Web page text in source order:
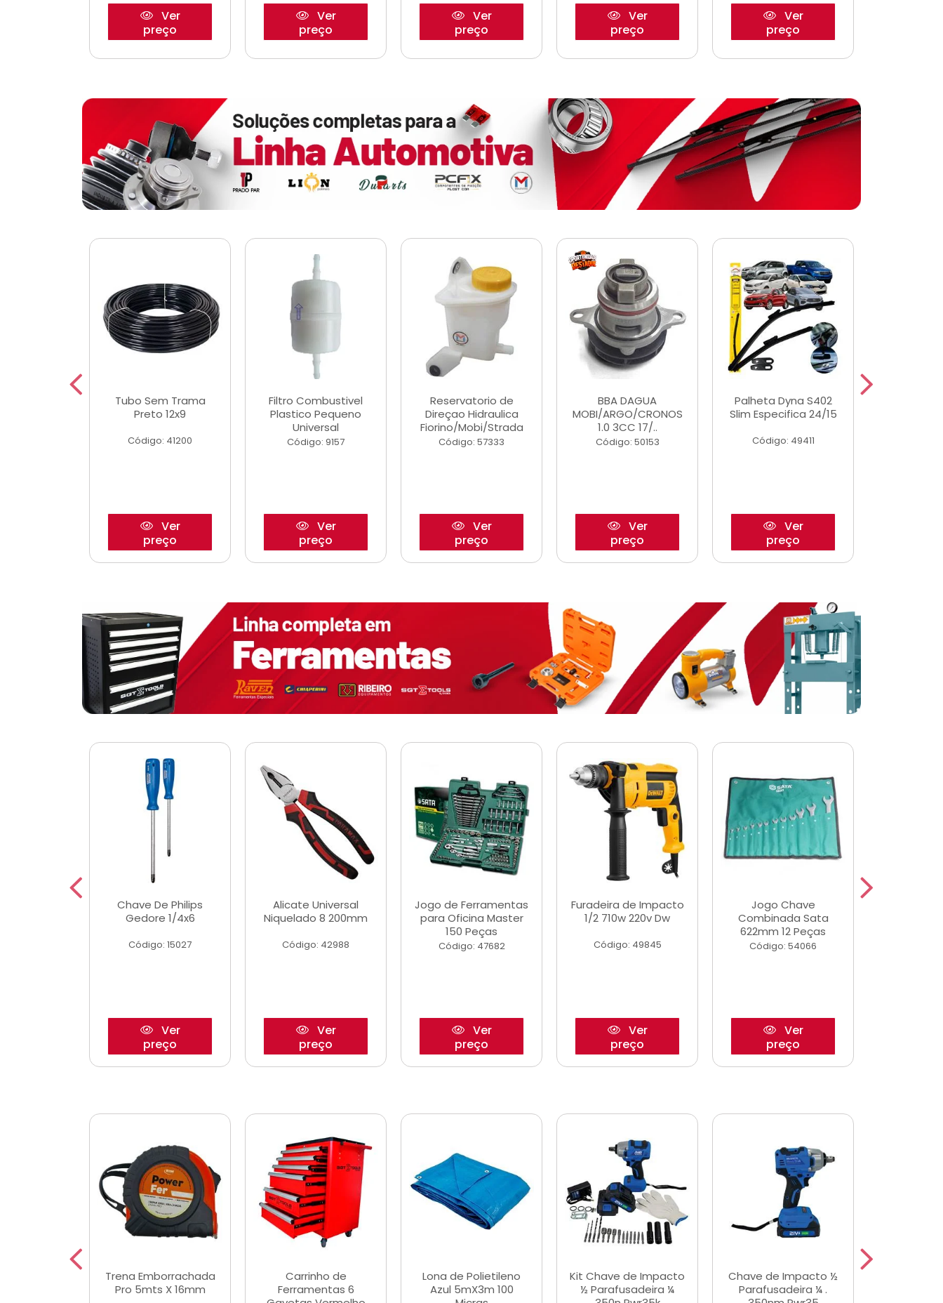
Ver
preço
Ver
preço
Ver
preço
Ver
preço
Ver
preço
Tubo Sem Trama
Preto 12x9
Código: 41200
Ver
preço
Filtro Combustivel
Plastico Pequeno
Universal
Código: 9157
Ver
preço
Reservatorio de
Direçao Hidraulica
Fiorino/Mobi/Strada
Código: 57333
Ver
preço
BBA DAGUA
MOBI/ARGO/CRONOS
1.0 3CC 17/..
Código: 50153
Ver
preço
Palheta Dyna S402
Slim Especifica 24/15
Código: 49411
Ver
preço
Chave De Philips
Gedore 1/4x6
Código: 15027
Ver
preço
Alicate Universal
Niquelado 8 200mm
Código: 42988
Ver
preço
Jogo de Ferramentas
para Oficina Master
150 Peças
Código: 47682
Ver
preço
Furadeira de Impacto
1/2 710w 220v Dw
Código: 49845
Ver
preço
Jogo Chave
Combinada Sata
622mm 12 Peças
Código: 54066
Ver
preço
Trena Emborrachada
Pro 5mts X 16mm
Carrinho de
Ferramentas 6
Lona de Polietileno
Azul 5mX3m 100
Kit Chave de Impacto
½ Parafusadeira ¼
Chave de Impacto ½
Parafusadeira ¼ .